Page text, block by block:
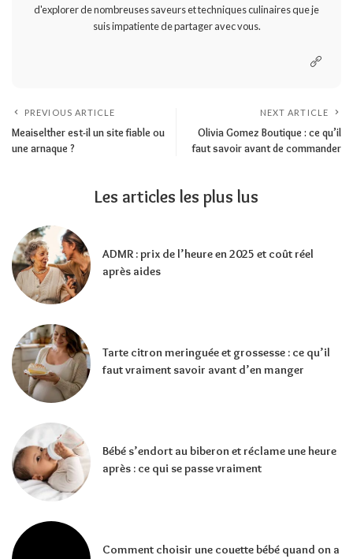
d'explorer de nombreuses saveurs et techniques culinaires que je
suis impatiente de partager avec vous.
PREVIOUS ARTICLE
Meaiselther est-il un site fiable ou
une arnaque ?
NEXT ARTICLE
Olivia Gomez Boutique : ce qu’il
faut savoir avant de commander
Les articles les plus lus
ADMR : prix de l’heure en 2025 et coût réel
après aides
Tarte citron meringuée et grossesse : ce qu’il
faut vraiment savoir avant d’en manger
Bébé s’endort au biberon et réclame une heure
après : ce qui se passe vraiment
Comment choisir une couette bébé quand on a